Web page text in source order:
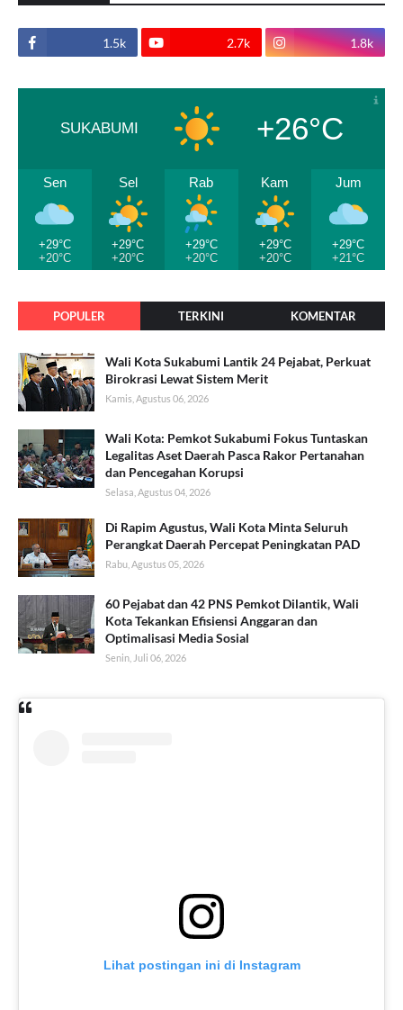
1.5k 2.7k 1.8k
SUKABUMI +26°C
Sen
+29°C
+20°C
Sel
+29°C
+20°C
Rab
+29°C
+20°C
Kam
+29°C
+20°C
Jum
+29°C
+21°C
POPULER TERKINI KOMENTAR
Wali Kota Sukabumi Lantik 24 Pejabat, Perkuat
Birokrasi Lewat Sistem Merit
Kamis, Agustus 06, 2026
Wali Kota: Pemkot Sukabumi Fokus Tuntaskan
Legalitas Aset Daerah Pasca Rakor Pertanahan
dan Pencegahan Korupsi
Selasa, Agustus 04, 2026
Di Rapim Agustus, Wali Kota Minta Seluruh
Perangkat Daerah Percepat Peningkatan PAD
Rabu, Agustus 05, 2026
60 Pejabat dan 42 PNS Pemkot Dilantik, Wali
Kota Tekankan Efisiensi Anggaran dan
Optimalisasi Media Sosial
Senin, Juli 06, 2026
Lihat postingan ini di Instagram